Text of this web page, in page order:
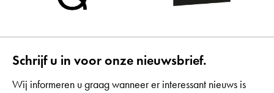
Schrijf u in voor onze nieuwsbrief.
Wij informeren u graag wanneer er interessant nieuws is